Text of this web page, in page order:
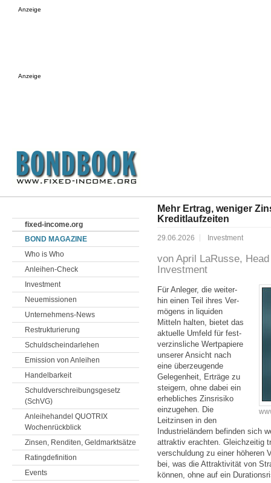
Anzeige
Anzeige
Mehr Ertrag, weniger
Kreditlaufzeiten
29.06.2026 Investment
von April LaRusse,
Investment
Für Anleger, die weiter­
hin einen Teil ihres Ver­
mögens in liquiden
Mitteln halten, bietet das
aktuelle Umfeld für fest­
ver­zins­liche Wert­papiere
unserer Ansicht nach
eine über­zeu­gende
Gelegen­heit, Erträge zu
steigern, ohne dabei ein
erheb­liches Zins­risiko
einzu­gehen. Die
Leitzinsen in den
Industrie­ländern befinden sich
attraktiv erachten. Gleichzeitig
verschuldung zu einer höheren
bei, was die Attraktivität von
können, ohne auf ein
fixed-income.org
BOND MAGAZINE
Who is Who
Anleihen-Check
Investment
Neuemissionen
Unternehmens-News
Restrukturierung
Schuldscheindarlehen
Emission von Anleihen
Handelbarkeit
Schuldverschreibungsgesetz
(SchVG)
Anleihehandel QUOTRIX
Wochenrückblick
Zinsen, Renditen, Geldmarktsätze
Ratingdefinition
Events